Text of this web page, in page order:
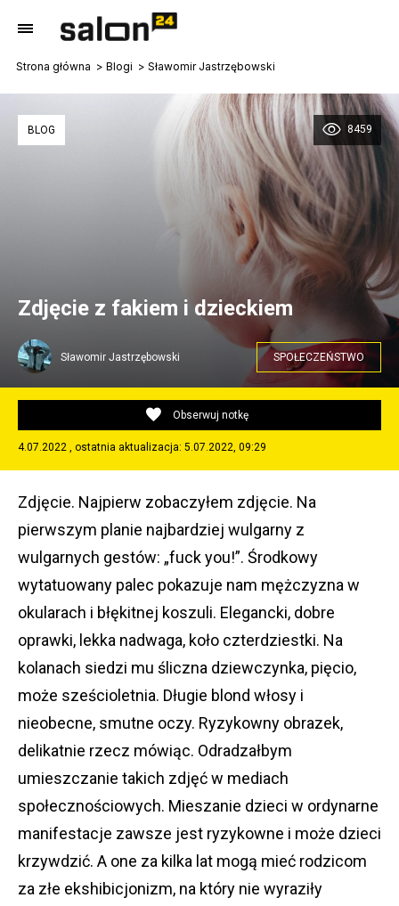
Strona główna Blogi Sławomir Jastrzębowski
Zdjęcie ilustracyjne. Fot. Pixabay
8459
BLOG
Zdjęcie z fakiem i dzieckiem
Sławomir Jastrzębowski SPOŁECZEŃSTWO
Obserwuj notkę
4.07.2022 , ostatnia aktualizacja: 5.07.2022, 09:29
Zdjęcie. Najpierw zobaczyłem zdjęcie. Na
pierwszym planie najbardziej wulgarny z
wulgarnych gestów: „fuck you!”. Środkowy
wytatuowany palec pokazuje nam mężczyzna w
okularach i błękitnej koszuli. Elegancki, dobre
oprawki, lekka nadwaga, koło czterdziestki. Na
kolanach siedzi mu śliczna dziewczynka, pięcio,
może sześcioletnia. Długie blond włosy i
nieobecne, smutne oczy. Ryzykowny obrazek,
delikatnie rzecz mówiąc. Odradzałbym
umieszczanie takich zdjęć w mediach
społecznościowych. Mieszanie dzieci w ordynarne
manifestacje zawsze jest ryzykowne i może dzieci
krzywdzić. A one za kilka lat mogą mieć rodzicom
za złe ekshibicjonizm, na który nie wyraziły